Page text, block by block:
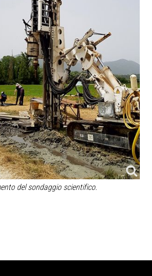
del sondaggio scientifico.